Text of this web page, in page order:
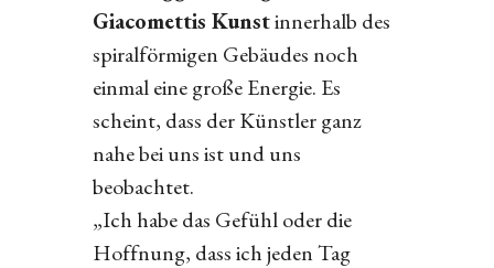
Giacomettis Kunstinnerhalb des
spiralförmigen Gebäudes noch
einmal eine große Energie. Es
scheint, dass der Künstler ganz
nahe bei uns ist und uns
beobachtet.
„Ich habe das Gefühl oder die
Hoffnung, dass ich jeden Tag